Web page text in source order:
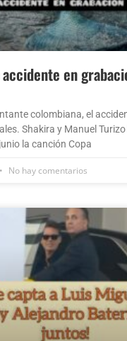
en
colombiana, el
Shakira y Manuel
la canción Copa
No hay comentarios